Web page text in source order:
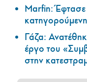
Marfin:
κατηγορούμενη
Γάζα:
έργο του
στην